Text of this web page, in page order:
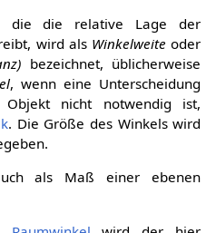
die die relative Lage der
wird als Winkelweite oder
bezeichnet, üblicherweise
, wenn eine Unterscheidung
nicht notwendig ist,
. Die Größe des Winkels wird
als Maß einer ebenen